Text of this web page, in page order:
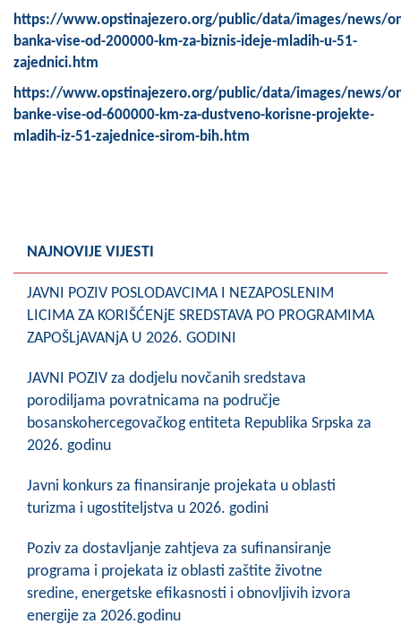
Zaštita od požara
COVID 19
Geoistraživanja
Turizam
Sport
KONTAKT
https://www.opstinajezero.org/public/data/images/news/
banka-vise-od-200000-km-za-biznis-ideje-mladih-u-51-
zajednici.htm
https://www.opstinajezero.org/public/data/images/news/
banke-vise-od-600000-km-za-dustveno-korisne-projekte-
mladih-iz-51-zajednice-sirom-bih.htm
NAJNOVIJE VIJESTI
JAVNI POZIV POSLODAVCIMA I NEZAPOSLENIM
LICIMA ZA KORIŠĆENjE SREDSTAVA PO PROGRAMIMA
ZAPOŠLjAVANjA U 2026. GODINI
JAVNI POZIV za dodjelu novčanih sredstava
porodiljama povratnicama na područje
bosanskohercegovačkog entiteta Republika Srpska za
2026. godinu
Javni konkurs za finansiranje projekata u oblasti
turizma i ugostiteljstva u 2026. godini
Poziv za dostavljanje zahtjeva za sufinansiranje
programa i projekata iz oblasti zaštite životne
sredine, energetske efikasnosti i obnovljivih izvora
energije za 2026.godinu